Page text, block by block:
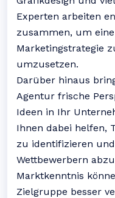
Experten arbeiten
zusammen, um
Marketingstrategie
umzusetzen.
Darüber hinaus
Agentur frische
Ideen in Ihr
Ihnen dabei helfen,
zu identifizieren
Wettbewerbern
Marktkenntnis
Zielgruppe besser